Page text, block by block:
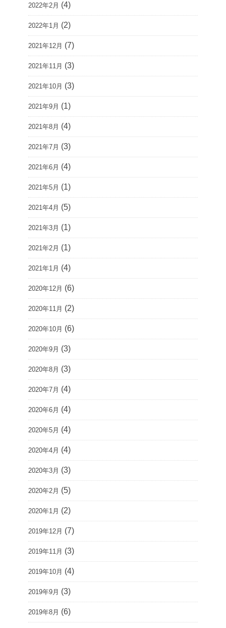
2022年2月 (4)
2022年1月 (2)
2021年12月 (7)
2021年11月 (3)
2021年10月 (3)
2021年9月 (1)
2021年8月 (4)
2021年7月 (3)
2021年6月 (4)
2021年5月 (1)
2021年4月 (5)
2021年3月 (1)
2021年2月 (1)
2021年1月 (4)
2020年12月 (6)
2020年11月 (2)
2020年10月 (6)
2020年9月 (3)
2020年8月 (3)
2020年7月 (4)
2020年6月 (4)
2020年5月 (4)
2020年4月 (4)
2020年3月 (3)
2020年2月 (5)
2020年1月 (2)
2019年12月 (7)
2019年11月 (3)
2019年10月 (4)
2019年9月 (3)
2019年8月 (6)